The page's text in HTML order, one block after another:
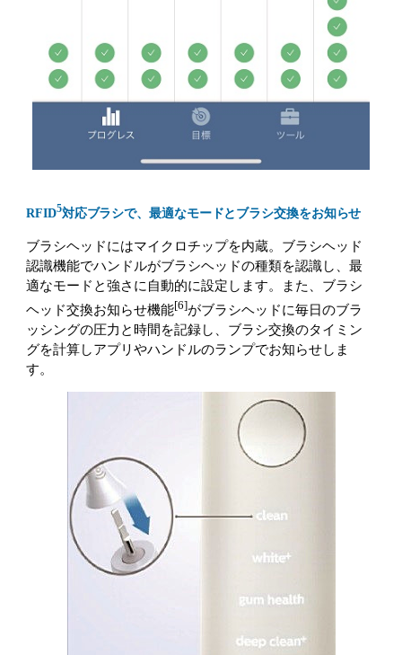
RFID5対応ブラシで、最適なモードとブラシ交換をお知らせ
ブラシヘッドにはマイクロチップを内蔵。ブラシヘッド
認識機能でハンドルがブラシヘッドの種類を認識し、最
適なモードと強さに自動的に設定します。また、ブラシ
ヘッド交換お知らせ機能[6]がブラシヘッドに毎日のブラ
ッシングの圧力と時間を記録し、ブラシ交換のタイミン
グを計算しアプリやハンドルのランプでお知らせしま
す。